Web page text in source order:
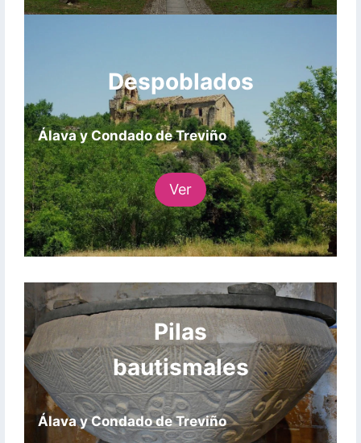
Despoblados
Álava y Condado de Treviño
Ver
Pilas
bautismales
Álava y Condado de Treviño